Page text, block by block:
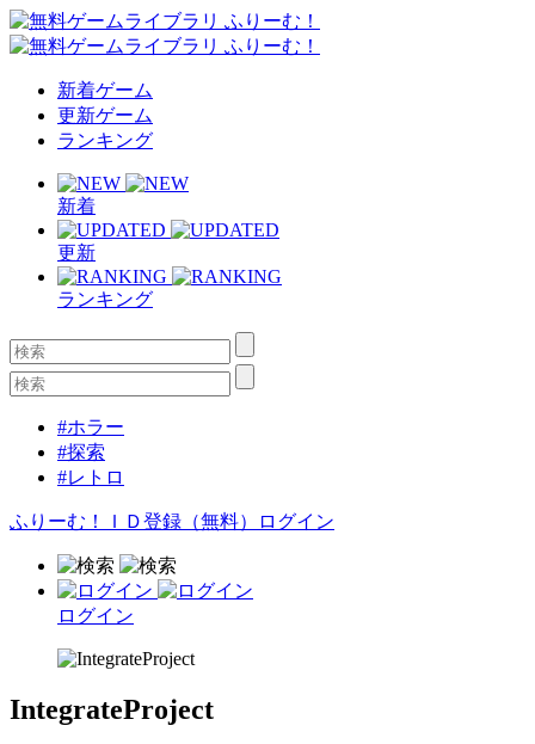
新着ゲーム
更新ゲーム
ランキング
新着
更新
ランキング
#ホラー
#探索
#レトロ
ふりーむ！ＩＤ登録（無料） ログイン
ログイン
IntegrateProject